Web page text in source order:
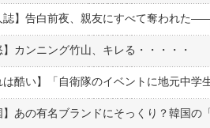
誌】告白前夜、親友にすべて奪われた
】カンニング竹山、キレる・・・・・
】あの有名ブランドにそっくり？韓国